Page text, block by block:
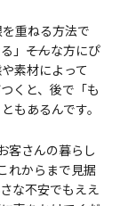
重ねる方法で
――そんな方にぴ
素材によって
くと、後で「も
もあるんです。
客さんの暮らし
れからまで見据
な不安でもええ